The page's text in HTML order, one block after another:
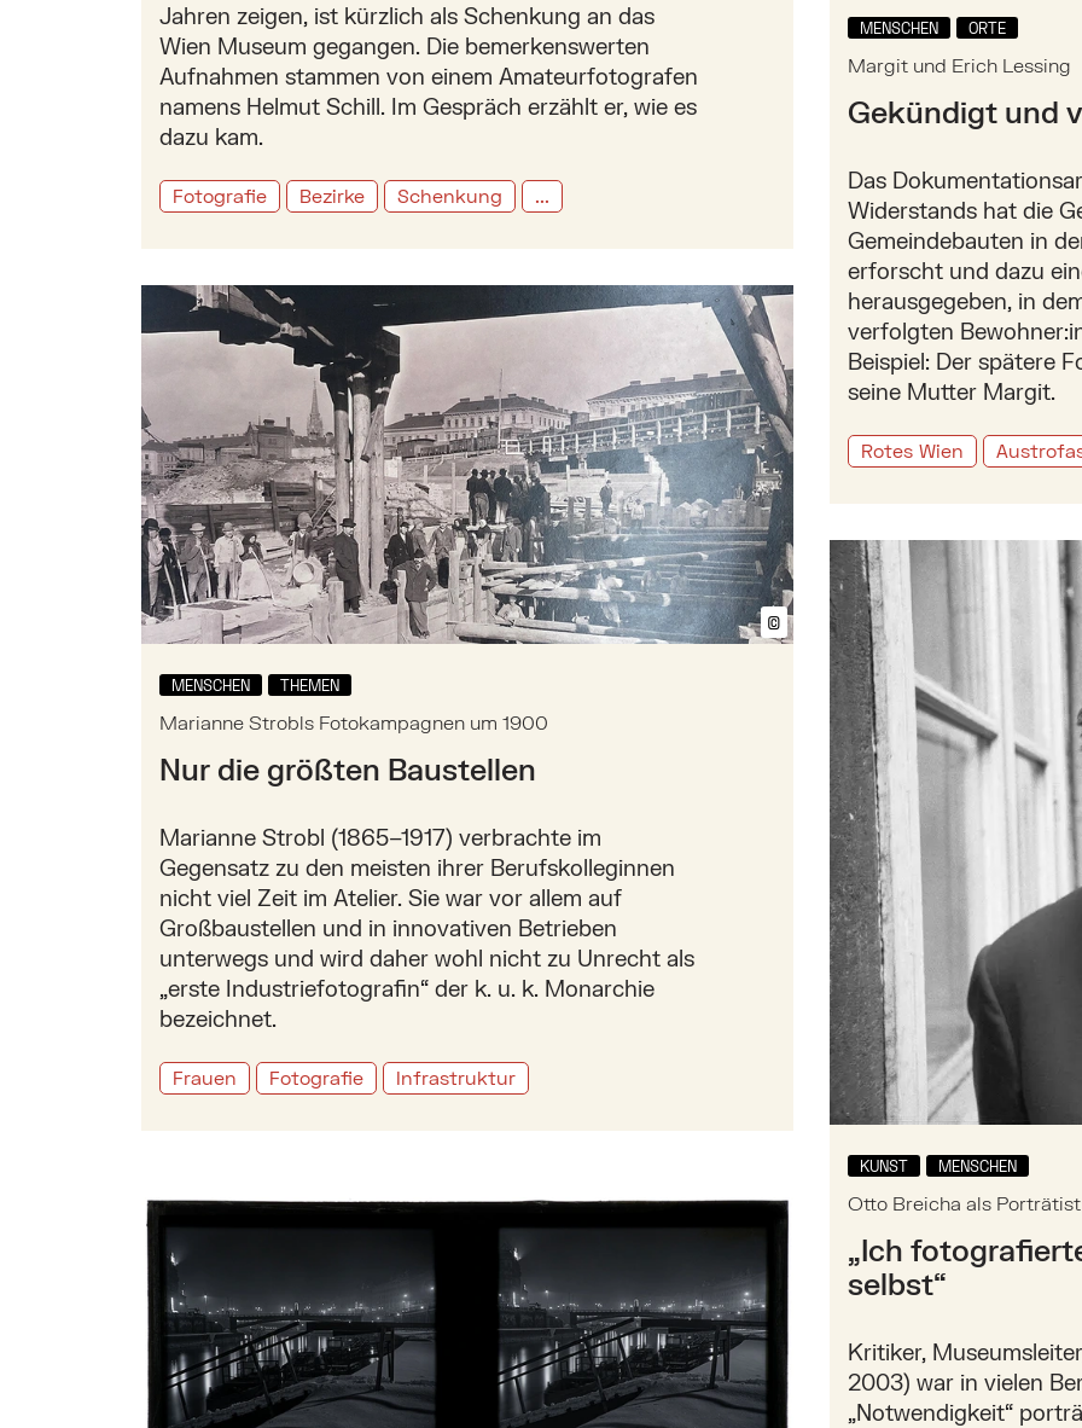
Jahren zeigen, ist kürzlich als Schenkung an das
Wien Museum gegangen. Die bemerkenswerten
Aufnahmen stammen von einem Amateurfotografen
namens Helmut Schill. Im Gespräch erzählt er, wie es
dazu kam.
Fotografie Bezirke Schenkung
MENSCHEN ORTE
Margit und Erich Lessing
Gekündigt und
Das
Widerstands hat die
Gemeindebauten in
erforscht und dazu
herausgegeben, in
verfolgten
Beispiel: Der spätere
seine Mutter Margit.
Rotes Wien
© Bildtext anzeigen/ausblenden
MENSCHEN THEMEN
Marianne Strobls Fotokampagnen um 1900
Nur die größten Baustellen
Marianne Strobl (1865–1917) verbrachte im
Gegensatz zu den meisten ihrer Berufskolleginnen
nicht viel Zeit im Atelier. Sie war vor allem auf
Großbaustellen und in innovativen Betrieben
unterwegs und wird daher wohl nicht zu Unrecht als
„erste Industriefotografin“ der k. u. k. Monarchie
bezeichnet.
Frauen Fotografie Infrastruktur
Mehr zu: Marianne Strobls Fotokampagnen um 1900
KUNST MENSCHEN
Otto Breicha als
„Ich
selbst“
Kritiker,
2003) war in vielen
„Notwendigkeit“
Mehr zu: Otto Breicha